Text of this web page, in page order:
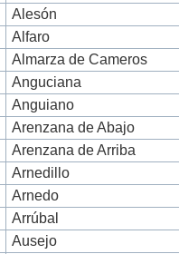
Alesón
Alfaro
Almarza de Cameros
Anguciana
Anguiano
Arenzana de Abajo
Arenzana de Arriba
Arnedillo
Arnedo
Arrúbal
Ausejo